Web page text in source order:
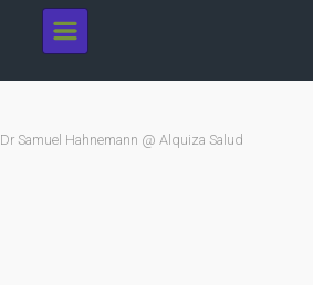
Dr Samuel Hahnemann @ Alquiza Salud